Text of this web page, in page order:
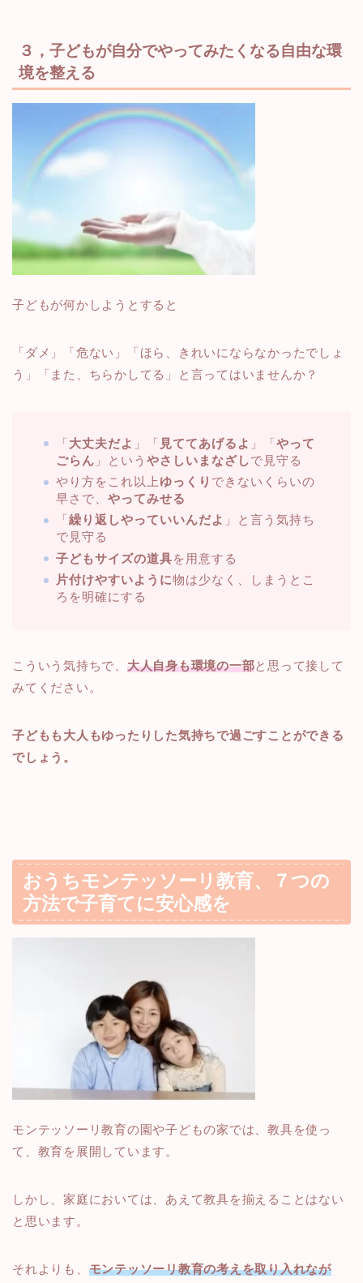
３，子どもが自分でやってみたくなる自由な環
境を整える
子どもが何かしようとすると
「ダメ」「危ない」「ほら、きれいにならなかったでしょ
う」「また、ちらかしてる」と言ってはいませんか？
「大丈夫だよ 」「 見ててあげるよ 」「やって
ごらん 」という やさしいまなざしで見守る
やり方をこれ以上 ゆっくり できないくらいの
早さで、 やってみせる
「繰り返しやっていいんだよ 」と言う気持ち
で見守る
子どもサイズの道具を用意する
片付けやすいように物は少なく、しまうとこ
ろを明確にする
こういう気持ちで、 大人自身も環境の一部と思って接して
みてください。
子どもも大人もゆったりした気持ちで過ごすことができる
でしょう。
おうちモンテッソーリ教育、７つの
方法で子育てに安心感を
モンテッソーリ教育の園や子どもの家では、教具を使っ
て、教育を展開しています。
しかし、家庭においては、あえて教具を揃えることはない
と思います。
それよりも、 モンテッソーリ教育の考えを取り入れなが